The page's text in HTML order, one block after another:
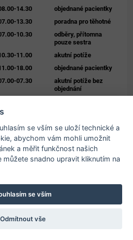
se vším se uloží technické a
abychom vám mohli umožnit
a měřit funkčnost našich
můžete snadno upravit kliknutím na
se vším
Odmítnout vše
14.30
objednané pacientky
13.30
poradna pro těhotné
10.30
odběry, přítomna
pouze sestra
11.00
akutní potíže
18.00
objednané pacientky
07.30
akutní potíže bez
objednání
den -
580, 593 01 Bystřice nad Pernštejnem